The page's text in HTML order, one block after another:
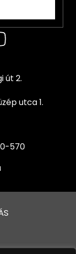
út 2.
utca 1.
570